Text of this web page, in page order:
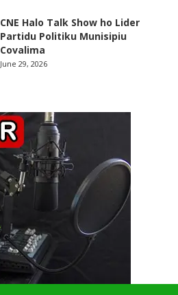
CNE Halo Talk Show ho Lider
Partidu Politiku Munisipiu
Covalima
June 29, 2026